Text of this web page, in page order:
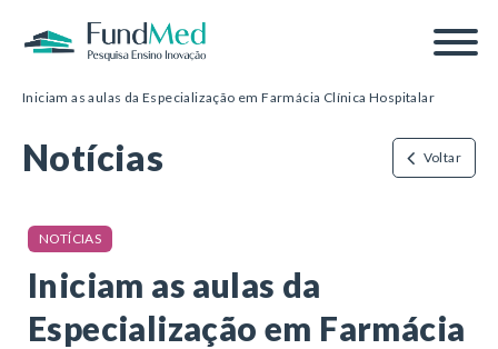
Iniciam as aulas da Especialização em Farmácia Clínica Hospitalar
Notícias Voltar
NOTÍCIAS
Iniciam as aulas da
Especialização em Farmácia